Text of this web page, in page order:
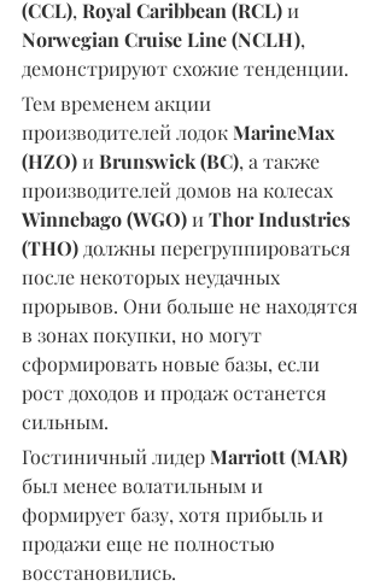
(CCL), Royal Caribbean (RCL) и
Norwegian Cruise Line (NCLH),
демонстрируют схожие тенденции.
Тем временем акции
производителей лодок MarineMax
(HZO) и Brunswick (BC), а также
производителей домов на колесах
Winnebago (WGO) и Thor Industries
(THO) должны перегруппироваться
после некоторых неудачных
прорывов. Они больше не находятся
в зонах покупки, но могут
сформировать новые базы, если
рост доходов и продаж останется
сильным.
Гостиничный лидер Marriott (MAR)
был менее волатильным и
формирует базу, хотя прибыль и
продажи еще не полностью
восстановились.